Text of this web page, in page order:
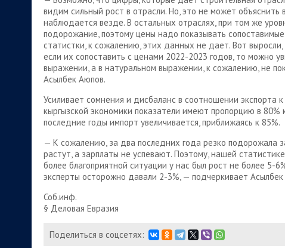
видим сильный рост в отрасли. Но, это не может объяснить
наблюдается везде. В остальных отраслях, при том же
подорожание, поэтому цены надо показывать
статистки, к сожалению, этих данных не дает. Вот
если их сопоставить с ценами 2022-2023 годов, то можно
выражении, а в натуральном выражении, к сожалению, не
Асылбек Аюпов.
Усиливает сомнения и дисбаланс в соотношении экспорта
кыргызской экономики показатели имеют пропорцию в 80%
последние годы импорт увеличивается, приближаясь к 85%.
— К сожалению, за два последних года резко подорожала
растут, а зарплаты не успевают. Поэтому, нашей
более благоприятной ситуации у нас был рост не более 5-
эксперты осторожно давали 2-3%, — подчеркивает
Соб.инф.
§ Деловая Евразия
Поделиться в соцсетях: